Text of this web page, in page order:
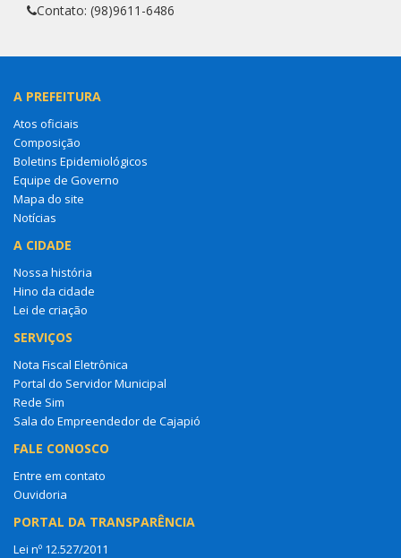
Contato: (98)9611-6486
A PREFEITURA
Atos oficiais
Composição
Boletins Epidemiológicos
Equipe de Governo
Mapa do site
Notícias
A CIDADE
Nossa história
Hino da cidade
Lei de criação
SERVIÇOS
Nota Fiscal Eletrônica
Portal do Servidor Municipal
Rede Sim
Sala do Empreendedor de Cajapió
FALE CONOSCO
Entre em contato
Ouvidoria
PORTAL DA TRANSPARÊNCIA
Lei nº 12.527/2011